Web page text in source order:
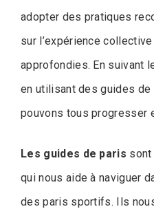
adopter des pratiques
sur l’expérience
approfondies. En suivant
en utilisant des guides de
pouvons tous progresser
Les guides de paris sont
qui nous aide à naviguer
des paris sportifs. Ils